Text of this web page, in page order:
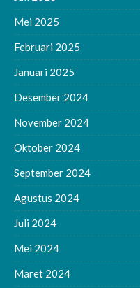
Mei 2025
Februari 2025
Januari 2025
Desember 2024
November 2024
Oktober 2024
September 2024
Agustus 2024
Juli 2024
Mei 2024
Maret 2024